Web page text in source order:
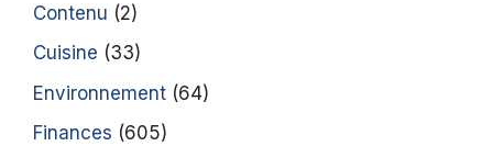
Contenu (2)
Cuisine (33)
Environnement (64)
Finances (605)